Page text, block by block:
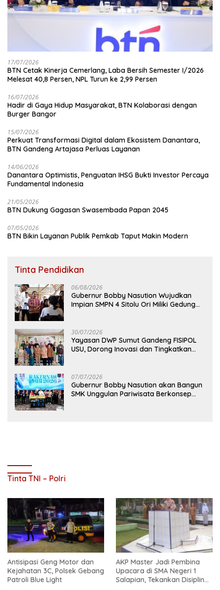
17/07/2026
BTN Cetak Kinerja Cemerlang, Laba Bersih Semester I/2026
Melesat 40,8 Persen, NPL Turun ke 2,99 Persen
16/07/2026
Hadir di Gaya Hidup Masyarakat, BTN Kolaborasi dengan
Burger Bangor
15/07/2026
Perkuat Transformasi Digital dalam Ekosistem Danantara,
BTN Gandeng Artajasa Perluas Layanan
14/06/2026
Danantara Optimistis, Penguatan IHSG Bukti Investor Percaya
Fundamental Indonesia
21/05/2026
BTN Dukung Gagasan Swasembada Papan 2045
07/05/2026
BTN Bikin Layanan Publik Pemkab Taput Makin Modern
Tinta Pendidikan
06/08/2026
Gubernur Bobby Nasution Wujudkan
Impian SMPN 4 Sitolu Ori Miliki Gedung
30/07/2026
Yayasan DWP Sumut Gandeng FISIPOL
USU, Dorong Inovasi dan Tingkatkan
07/07/2026
Gubernur Bobby Nasution akan Bangun
SMK Unggulan Pariwisata Berkonsep
Tinta TNI – Polri
Antisipasi Geng Motor dan
Kejahatan 3C, Polsek Gebang
Patroli Blue Light
AKP Master Jadi Pembina
Upacara di SMA Negeri 1
Salapian, Tekankan Disiplin